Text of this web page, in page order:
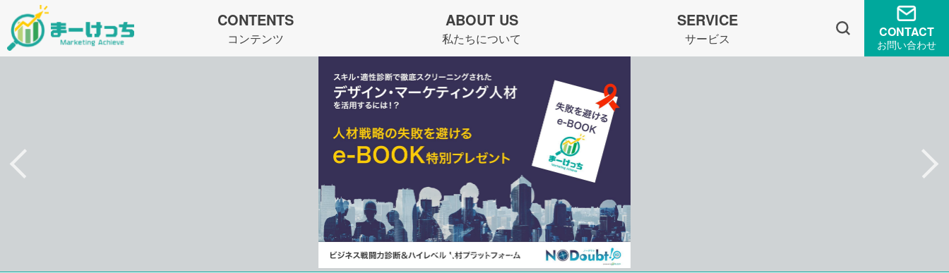
CONTENTS
コンテンツ
ABOUT US
私たちについて
SERVICE
サービス CONTACT
お問い合わせ